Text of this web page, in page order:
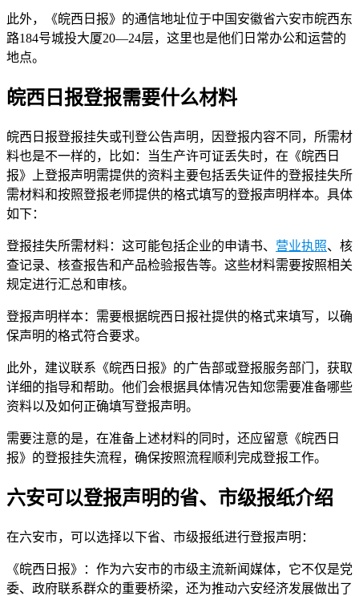
此外，《皖西日报》的通信地址位于中国安徽省六安市皖西东
路184号城投大厦20—24层，这里也是他们日常办公和运营的
地点。
皖西日报登报需要什么材料
皖西日报登报挂失或刊登公告声明，因登报内容不同，所需材
料也是不一样的，比如：当生产许可证丢失时，在《皖西日
报》上登报声明需提供的资料主要包括丢失证件的登报挂失所
需材料和按照登报老师提供的格式填写的登报声明样本。具体
如下：
登报挂失所需材料：这可能包括企业的申请书、 营业执照、核
查记录、核查报告和产品检验报告等。这些材料需要按照相关
规定进行汇总和审核。
登报声明样本：需要根据皖西日报社提供的格式来填写，以确
保声明的格式符合要求。
此外，建议联系《皖西日报》的广告部或登报服务部门，获取
详细的指导和帮助。他们会根据具体情况告知您需要准备哪些
资料以及如何正确填写登报声明。
需要注意的是，在准备上述材料的同时，还应留意《皖西日
报》的登报挂失流程，确保按照流程顺利完成登报工作。
六安可以登报声明的省、市级报纸介绍
在六安市，可以选择以下省、市级报纸进行登报声明：
《皖西日报》：作为六安市的市级主流新闻媒体，它不仅是党
委、政府联系群众的重要桥梁，还为推动六安经济发展做出了